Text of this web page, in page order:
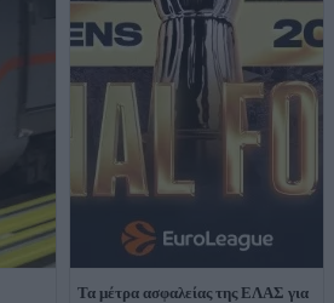
Τα μέτρα ασφαλείας της ΕΛΑΣ για